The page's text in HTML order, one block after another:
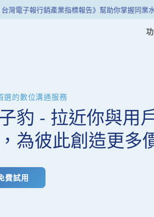
灣電子報行銷產業指標報告》幫助你掌握同業
選的數位溝通服務
豹 - 拉近你與用
為彼此創造更多
費試用